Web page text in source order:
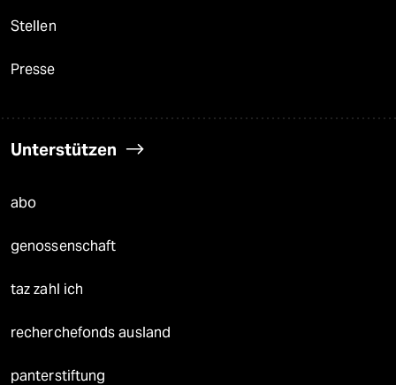
Stellen
Presse
Unterstützen
abo
genossenschaft
taz zahl ich
recherchefonds ausland
panterstiftung